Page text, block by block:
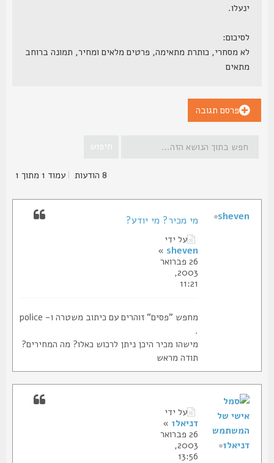
ינעלו.
לסיכום:
לא מסחרי, כותרת מתאימה, פרטים מלאים ומחיר, תמונה ברוחב
מתאים
פרסם תגובה
|עמוד1מתוך1
מי מכיר? מי יודע?
על ידי
sheven
»
26 פברואר
2003,
מחפש "פסים" זוהרים עם כיתוב משטרה ו- police
מישהו מכיר היכן ניתן לרכוש כאלו? מה המחירים?
תודה מראש
sheven
על ידי
דניאל1 »
26 פברואר
2003,
13:56
דניאל1